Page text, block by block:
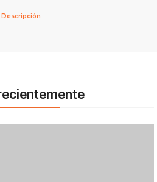
Descripción